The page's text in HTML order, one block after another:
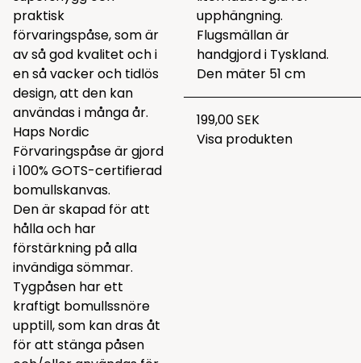
praktisk
förvaringspåse, som är
av så god kvalitet och i
en så vacker och tidlös
design, att den kan
användas i många år.
Haps Nordic
Förvaringspåse är gjord
i 100% GOTS-certifierad
bomullskanvas.
Den är skapad för att
hålla och har
förstärkning på alla
invändiga sömmar.
Tygpåsen har ett
kraftigt bomullssnöre
upptill, som kan dras åt
för att stänga påsen
upphängning.
Flugsmällan är
handgjord i Tyskland.
Den mäter 51 cm
199,00 SEK
Visa produkten